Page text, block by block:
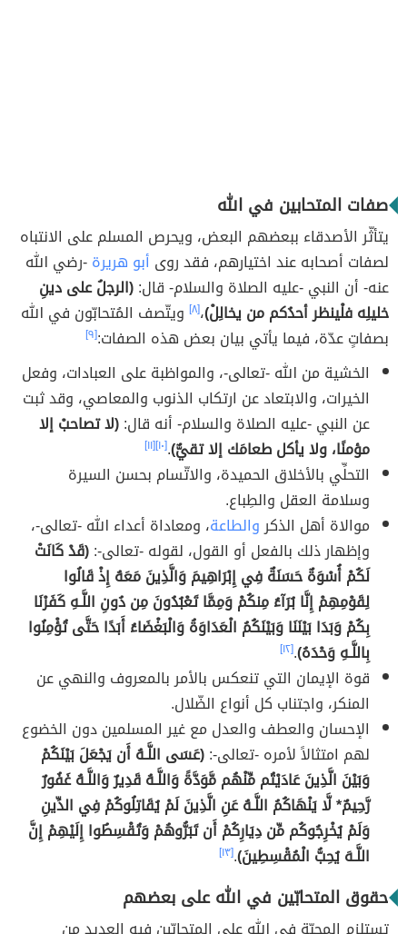
صفات المتحابين في الله
يتأثّر الأصدقاء ببعضهم البعض، ويحرص المسلم على الانتباه
لصفات أصحابه عند اختيارهم، فقد روى أبو هريرة-رضي الله
عنه- أن النبي -عليه الصلاة والسلام- قال:(الرجلُ على دينِ
خليلِه فلْينظر أحدُكم من يخالِلْ)،[٨]
ويتّصف المُتحابّون في الله
بصفاتٍ عدّة، فيما يأتي بيان بعض هذه الصفات:[٩]
الخشية من الله -تعالى-، والمواظبة على العبادات، وفعل
الخيرات، والابتعاد عن ارتكاب الذنوب والمعاصي، وقد ثبت
عن النبي -عليه الصلاة والسلام- أنه قال:(لا تصاحبْ إلا
مؤمنًا، ولا يأكل طعامَك إلا تقيٌّ).[١٠] [١١]
التحلِّي بالأخلاق الحميدة، والاتّسام بحسن السيرة
وسلامة العقل والطِباع.
موالاة أهل الذكروالطاعة، ومعاداة أعداء الله -تعالى-،
وإظهار ذلك بالفعل أو القول، لقوله -تعالى-:(قَدْ كَانَتْ
لَكُمْ أُسْوَةٌ حَسَنَةٌ فِي إِبْرَاهِيمَ وَالَّذِينَ مَعَهُ إِذْ قَالُوا
لِقَوْمِهِمْ إِنَّا بُرَآءُ مِنكُمْ وَمِمَّا تَعْبُدُونَ مِن دُونِ اللَّـهِ كَفَرْنَا
بِكُمْ وَبَدَا بَيْنَنَا وَبَيْنَكُمُ الْعَدَاوَةُ وَالْبَغْضَاءُ أَبَدًا حَتَّى تُؤْمِنُوا
بِاللَّـهِ وَحْدَهُ).[١٢]
قوة الإيمان التي تنعكس بالأمر بالمعروف والنهي عن
المنكر، واجتناب كل أنواع الضّلال.
الإحسان والعطف والعدل مع غير المسلمين دون الخضوع
لهم امتثالاً لأمره -تعالى-:(عَسَى اللَّـهُ أَن يَجْعَلَ بَيْنَكُمْ
وَبَيْنَ الَّذِينَ عَادَيْتُم مِّنْهُم مَّوَدَّةً وَاللَّـهُ قَدِيرٌ وَاللَّـهُ غَفُورٌ
رَّحِيمٌ* لَّا يَنْهَاكُمُ اللَّـهُ عَنِ الَّذِينَ لَمْ يُقَاتِلُوكُمْ فِي الدِّينِ
وَلَمْ يُخْرِجُوكُم مِّن دِيَارِكُمْ أَن تَبَرُّوهُمْ وَتُقْسِطُوا إِلَيْهِمْ إِنَّ
اللَّـهَ يُحِبُّ الْمُقْسِطِينَ).[١٣]
حقوق المتحابّين في الله على بعضهم